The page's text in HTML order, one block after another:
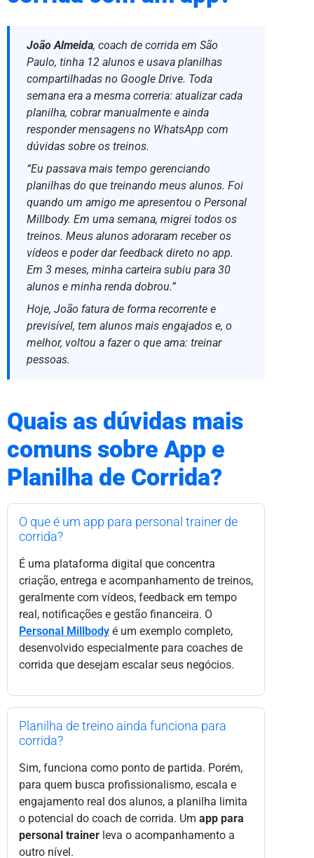
João Almeida, coach de corrida em São
Paulo, tinha 12 alunos e usava planilhas
compartilhadas no Google Drive. Toda
semana era a mesma correria: atualizar cada
planilha, cobrar manualmente e ainda
responder mensagens no WhatsApp com
dúvidas sobre os treinos.
“Eu passava mais tempo gerenciando
planilhas do que treinando meus alunos. Foi
quando um amigo me apresentou o Personal
Millbody. Em uma semana, migrei todos os
treinos. Meus alunos adoraram receber os
vídeos e poder dar feedback direto no app.
Em 3 meses, minha carteira subiu para 30
alunos e minha renda dobrou.”
Hoje, João fatura de forma recorrente e
previsível, tem alunos mais engajados e, o
melhor, voltou a fazer o que ama: treinar
pessoas.
Quais as dúvidas mais
comuns sobre App e
Planilha de Corrida?
O que é um app para personal trainer de
corrida?
É uma plataforma digital que concentra
criação, entrega e acompanhamento de treinos,
geralmente com vídeos, feedback em tempo
real, notificações e gestão financeira. O
Personal Millbody é um exemplo completo,
desenvolvido especialmente para coaches de
corrida que desejam escalar seus negócios.
Planilha de treino ainda funciona para
corrida?
Sim, funciona como ponto de partida. Porém,
para quem busca profissionalismo, escala e
engajamento real dos alunos, a planilha limita
o potencial do coach de corrida. Um app para
personal trainer leva o acompanhamento a
outro nível.